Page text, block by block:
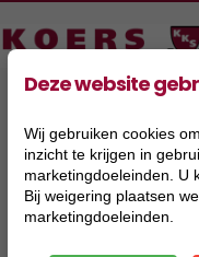
Deze website
Wij gebruiken cookies
inzicht te krijgen in
marketingdoeleinden. U
Bij weigering plaatsen
marketingdoeleinden.